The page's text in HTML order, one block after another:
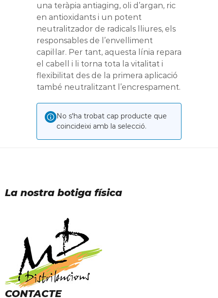
una teràpia antiaging, oli d’argan, ric
en antioxidants i un potent
neutralitzador de radicals lliures, els
responsables de l’envelliment
capil·lar. Per tant, aquesta línia repara
el cabell i li torna tota la vitalitat i
flexibilitat des de la primera aplicació
també neutralitzant l’encrespament.
No s'ha trobat cap producte que
coincideixi amb la selecció.
La nostra botiga física
CONTACTE